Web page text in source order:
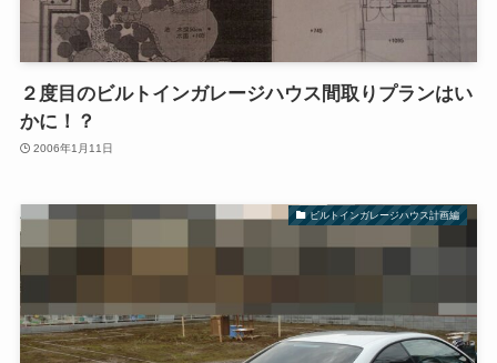
２度目のビルトインガレージハウス間取りプランはい
かに！？
2006年1月11日
ビルトインガレージハウス計画編